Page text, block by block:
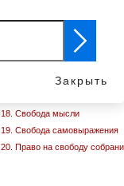
13. Свобода передвижения
14. Право искать
15. Право на гражданство
16. Брак и семья
18. Свобода мысли
19. Свобода самовыражения
20. Право на свободу
Закрыть